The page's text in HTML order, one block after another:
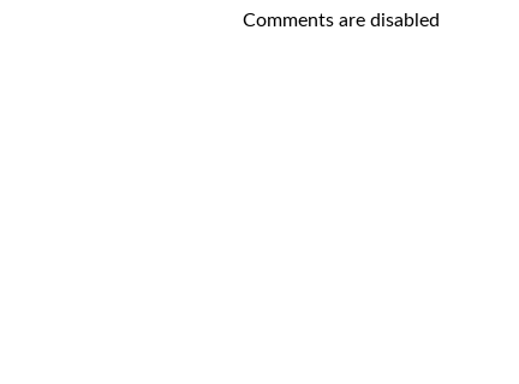
Comments are disabled